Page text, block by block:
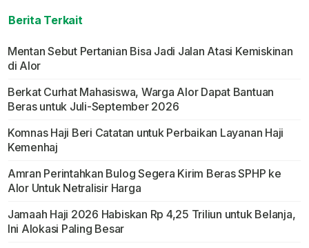
Berita Terkait
Mentan Sebut Pertanian Bisa Jadi Jalan Atasi Kemiskinan
di Alor
Berkat Curhat Mahasiswa, Warga Alor Dapat Bantuan
Beras untuk Juli-September 2026
Komnas Haji Beri Catatan untuk Perbaikan Layanan Haji
Kemenhaj
Amran Perintahkan Bulog Segera Kirim Beras SPHP ke
Alor Untuk Netralisir Harga
Jamaah Haji 2026 Habiskan Rp 4,25 Triliun untuk Belanja,
Ini Alokasi Paling Besar